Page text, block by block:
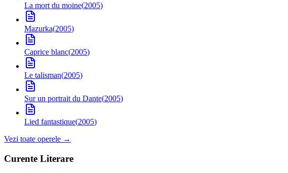
La mort du moine(2005)
Mazurka(2005)
Caprice blanc(2005)
Le talisman(2005)
Sur un portrait du Dante(2005)
Lied fantastique(2005)
Vezi toate operele →
Curente Literare